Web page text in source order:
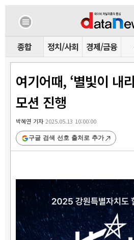
종합 정치/사회 경제/금융
여기어때, ‘별빛이 내
모션 진행
박혜연 기자2025.05.13 10:00:00
구글 검색 선호 출처로 추가